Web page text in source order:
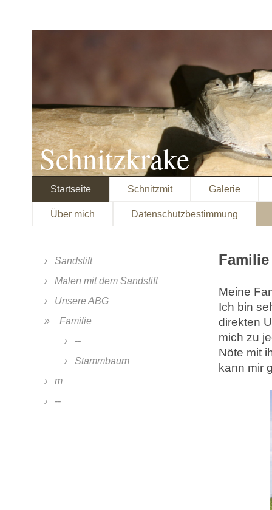
Schnitzkrake
Startseite Schnitzmit Galerie
Über mich Datenschutzbestimmung
Familie
Meine
Ich bin
direkten
mich zu
Nöte mit
kann mir
Sandstift
Malen mit dem Sandstift
Unsere ABG
Familie
--
Stammbaum
m
--